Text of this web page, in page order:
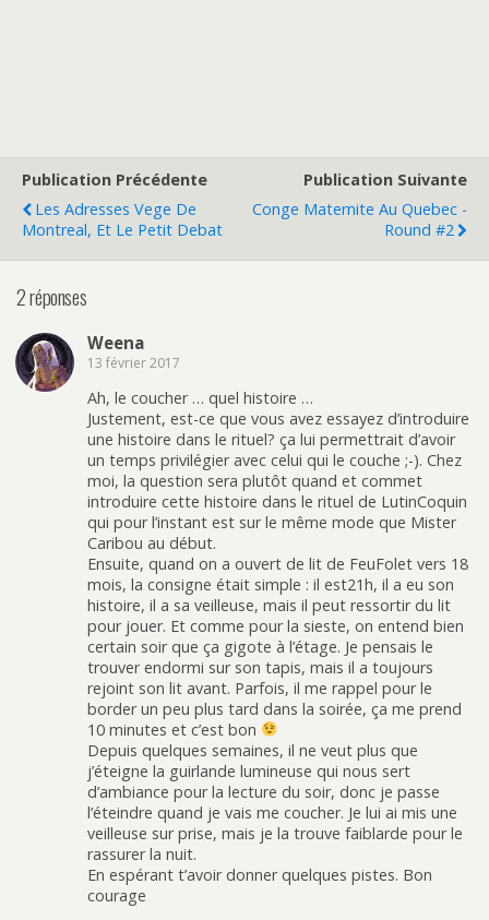
Publication Précédente
Les Adresses Vege De
Montreal, Et Le Petit Debat
Publication Suivante
Conge Maternite Au Quebec -
Round #2
2 réponses
Weena
13 février 2017
Ah, le coucher … quel histoire …
Justement, est-ce que vous avez essayez d’introduire
une histoire dans le rituel? ça lui permettrait d’avoir
un temps privilégier avec celui qui le couche ;-). Chez
moi, la question sera plutôt quand et commet
introduire cette histoire dans le rituel de LutinCoquin
qui pour l’instant est sur le même mode que Mister
Caribou au début.
Ensuite, quand on a ouvert de lit de FeuFolet vers 18
mois, la consigne était simple : il est21h, il a eu son
histoire, il a sa veilleuse, mais il peut ressortir du lit
pour jouer. Et comme pour la sieste, on entend bien
certain soir que ça gigote à l’étage. Je pensais le
trouver endormi sur son tapis, mais il a toujours
rejoint son lit avant. Parfois, il me rappel pour le
border un peu plus tard dans la soirée, ça me prend
10 minutes et c’est bon
Depuis quelques semaines, il ne veut plus que
j’éteigne la guirlande lumineuse qui nous sert
d’ambiance pour la lecture du soir, donc je passe
l’éteindre quand je vais me coucher. Je lui ai mis une
veilleuse sur prise, mais je la trouve faiblarde pour le
rassurer la nuit.
En espérant t’avoir donner quelques pistes. Bon
courage